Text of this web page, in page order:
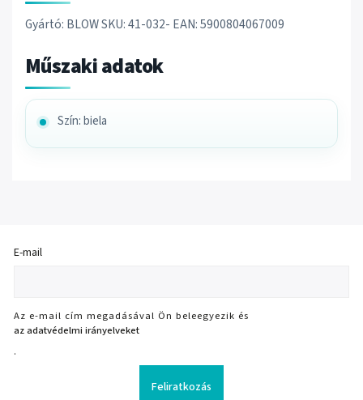
Gyártó: BLOW SKU: 41-032- EAN: 5900804067009
Műszaki adatok
Szín: biela
E-mail
Az e-mail cím megadásával Ön beleegyezik és
az adatvédelmi irányelveket
.
Feliratkozás